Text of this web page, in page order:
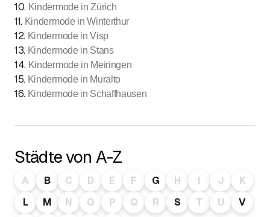
10. Kindermode in Zürich
11. Kindermode in Winterthur
12. Kindermode in Visp
13. Kindermode in Stans
14. Kindermode in Meiringen
15. Kindermode in Muralto
16. Kindermode in Schaffhausen
Städte von A-Z
A B C D E F G H I J
K
L
M N O P Q R S T U
V